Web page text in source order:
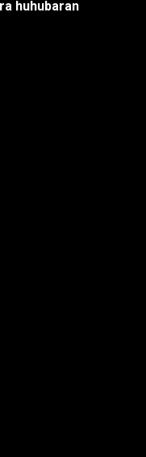
huhubaran